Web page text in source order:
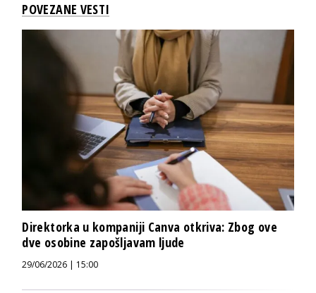
POVEZANE VESTI
Direktorka u kompaniji Canva otkriva: Zbog ove
dve osobine zapošljavam ljude
29/06/2026 | 15:00